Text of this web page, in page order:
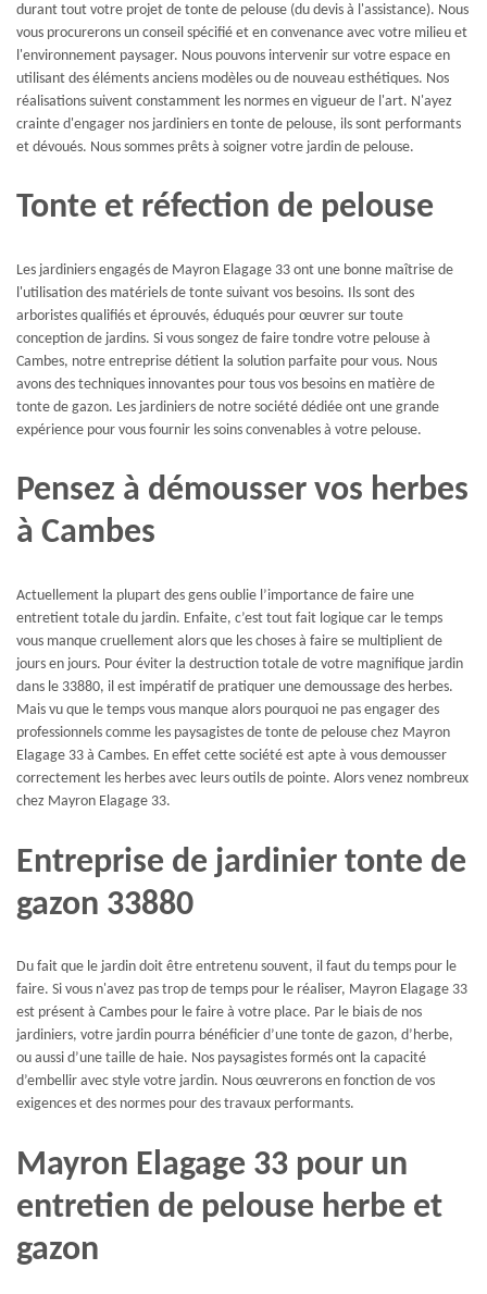
durant tout votre projet de tonte de pelouse (du devis à l'assistance). Nous
vous procurerons un conseil spécifié et en convenance avec votre milieu et
l'environnement paysager. Nous pouvons intervenir sur votre espace en
utilisant des éléments anciens modèles ou de nouveau esthétiques. Nos
réalisations suivent constamment les normes en vigueur de l'art. N'ayez
crainte d'engager nos jardiniers en tonte de pelouse, ils sont performants
et dévoués. Nous sommes prêts à soigner votre jardin de pelouse.
Tonte et réfection de pelouse
Les jardiniers engagés de Mayron Elagage 33 ont une bonne maîtrise de
l'utilisation des matériels de tonte suivant vos besoins. Ils sont des
arboristes qualifiés et éprouvés, éduqués pour œuvrer sur toute
conception de jardins. Si vous songez de faire tondre votre pelouse à
Cambes, notre entreprise détient la solution parfaite pour vous. Nous
avons des techniques innovantes pour tous vos besoins en matière de
tonte de gazon. Les jardiniers de notre société dédiée ont une grande
expérience pour vous fournir les soins convenables à votre pelouse.
Pensez à démousser vos herbes
à Cambes
Actuellement la plupart des gens oublie l’importance de faire une
entretient totale du jardin. Enfaite, c’est tout fait logique car le temps
vous manque cruellement alors que les choses à faire se multiplient de
jours en jours. Pour éviter la destruction totale de votre magnifique jardin
dans le 33880, il est impératif de pratiquer une demoussage des herbes.
Mais vu que le temps vous manque alors pourquoi ne pas engager des
professionnels comme les paysagistes de tonte de pelouse chez Mayron
Elagage 33 à Cambes. En effet cette société est apte à vous demousser
correctement les herbes avec leurs outils de pointe. Alors venez nombreux
chez Mayron Elagage 33.
Entreprise de jardinier tonte de
gazon 33880
Du fait que le jardin doit être entretenu souvent, il faut du temps pour le
faire. Si vous n'avez pas trop de temps pour le réaliser, Mayron Elagage 33
est présent à Cambes pour le faire à votre place. Par le biais de nos
jardiniers, votre jardin pourra bénéficier d’une tonte de gazon, d’herbe,
ou aussi d’une taille de haie. Nos paysagistes formés ont la capacité
d’embellir avec style votre jardin. Nous œuvrerons en fonction de vos
exigences et des normes pour des travaux performants.
Mayron Elagage 33 pour un
entretien de pelouse herbe et
gazon